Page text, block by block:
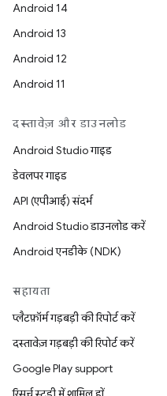
Android 14
Android 13
Android 12
Android 11
दस्तावेज़ और डाउनलोड
Android Studio गाइड
डेवलपर गाइड
API (एपीआई) संदर्भ
Android Studio डाउनलोड करें
Android एनडीके (NDK)
सहायता
प्लैटफ़ॉर्म गड़बड़ी की रिपोर्ट करें
दस्तावेज़ गड़बड़ी की रिपोर्ट करें
Google Play support